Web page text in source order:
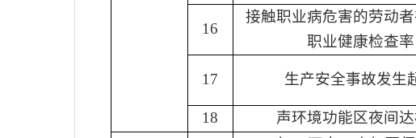
16
接触职业病危害的劳动
职业健康检查率
17 生产安全事故发生
18
声环境功能区夜间